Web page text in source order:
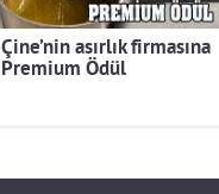
Çine’nin asırlık firmasına
Premium Ödül